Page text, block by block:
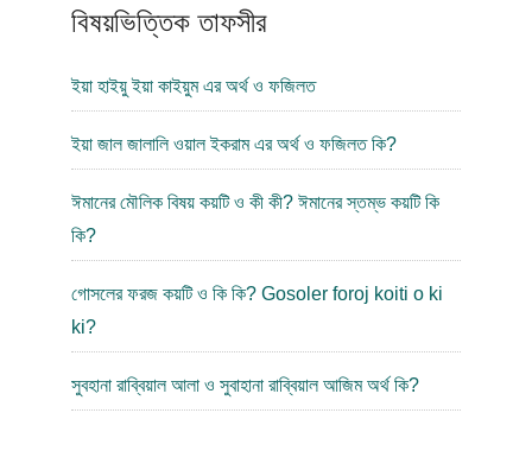
বিষয়ভিত্তিক তাফসীর
ইয়া হাইয়ু ইয়া কাইয়ুম এর অর্থ ও ফজিলত
ইয়া জাল জালালি ওয়াল ইকরাম এর অর্থ ও ফজিলত কি?
ঈমানের মৌলিক বিষয় কয়টি ও কী কী? ঈমানের স্তম্ভ কয়টি কি
কি?
গোসলের ফরজ কয়টি ও কি কি? Gosoler foroj koiti o ki
ki?
সুবহানা রাব্বিয়াল আলা ও সুবাহানা রাব্বিয়াল আজিম অর্থ কি?